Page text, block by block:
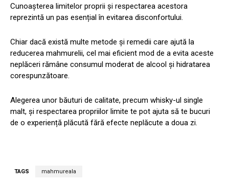
Cunoașterea limitelor proprii și respectarea acestora
reprezintă un pas esențial în evitarea disconfortului.
Chiar dacă există multe metode și remedii care ajută la
reducerea mahmurelii, cel mai eficient mod de a evita aceste
neplăceri rămâne consumul moderat de alcool și hidratarea
corespunzătoare.
Alegerea unor băuturi de calitate, precum whisky-ul single
malt, și respectarea propriilor limite te pot ajuta să te bucuri
de o experiență plăcută fără efecte neplăcute a doua zi.
TAGS mahmureala